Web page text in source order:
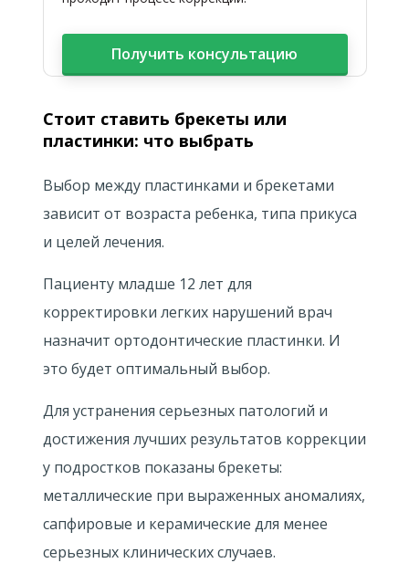
Получить консультацию
Стоит ставить брекеты или
пластинки: что выбрать
Выбор между пластинками и брекетами
зависит от возраста ребенка, типа прикуса
и целей лечения.
Пациенту младше 12 лет для
корректировки легких нарушений врач
назначит ортодонтические пластинки. И
это будет оптимальный выбор.
Для устранения серьезных патологий и
достижения лучших результатов коррекции
у подростков показаны брекеты:
металлические при выраженных аномалиях,
сапфировые и керамические для менее
серьезных клинических случаев.